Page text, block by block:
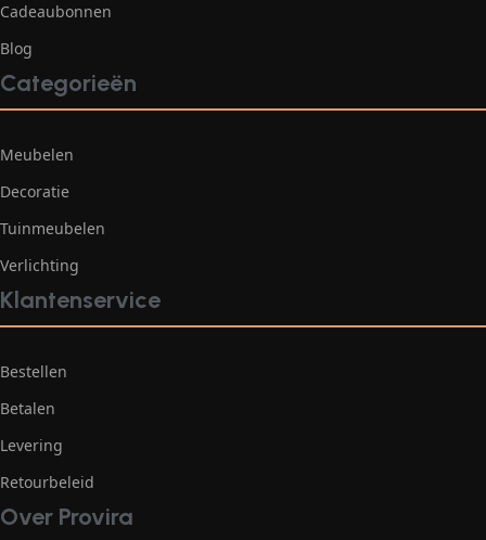
Cadeaubonnen
Blog
Categorieën
Meubelen
Decoratie
Tuinmeubelen
Verlichting
Klantenservice
Bestellen
Betalen
Levering
Retourbeleid
Over Provira